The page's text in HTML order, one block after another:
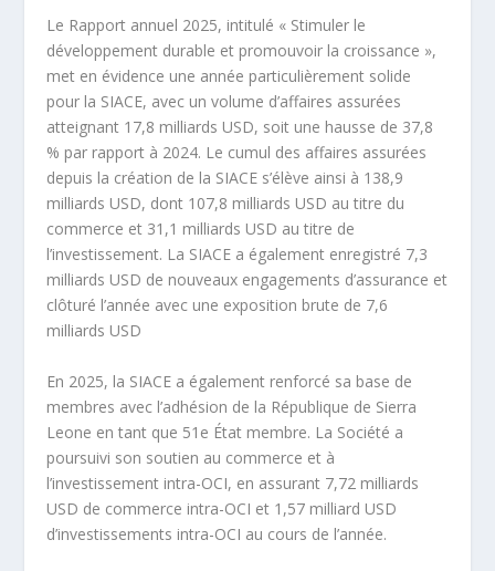
Le Rapport annuel 2025, intitulé « Stimuler le
développement durable et promouvoir la croissance »,
met en évidence une année particulièrement solide
pour la SIACE, avec un volume d’affaires assurées
atteignant 17,8 milliards USD, soit une hausse de 37,8
% par rapport à 2024. Le cumul des affaires assurées
depuis la création de la SIACE s’élève ainsi à 138,9
milliards USD, dont 107,8 milliards USD au titre du
commerce et 31,1 milliards USD au titre de
l’investissement. La SIACE a également enregistré 7,3
milliards USD de nouveaux engagements d’assurance et
clôturé l’année avec une exposition brute de 7,6
milliards USD
En 2025, la SIACE a également renforcé sa base de
membres avec l’adhésion de la République de Sierra
Leone en tant que 51e État membre. La Société a
poursuivi son soutien au commerce et à
l’investissement intra-OCI, en assurant 7,72 milliards
USD de commerce intra-OCI et 1,57 milliard USD
d’investissements intra-OCI au cours de l’année.